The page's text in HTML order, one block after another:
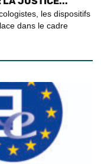
les dispositifs
dans le cadre